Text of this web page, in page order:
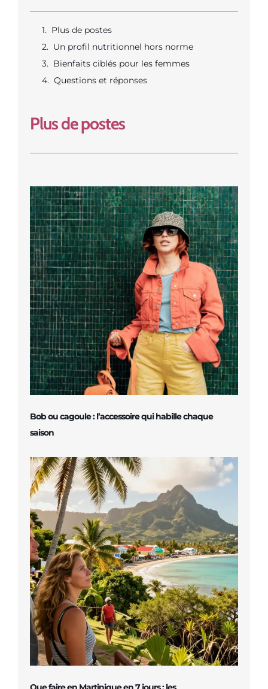
Plus de postes
Un profil nutritionnel hors norme
Bienfaits ciblés pour les femmes
Questions et réponses
Plus de postes
Bob ou cagoule : l’accessoire qui habille chaque
saison